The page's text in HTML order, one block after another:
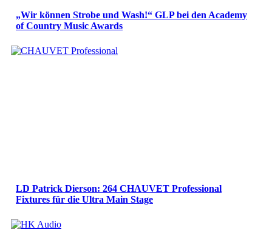
„Wir können Strobe und Wash!“ GLP bei den Academy
of Country Music Awards
LD Patrick Dierson: 264 CHAUVET Professional
Fixtures für die Ultra Main Stage